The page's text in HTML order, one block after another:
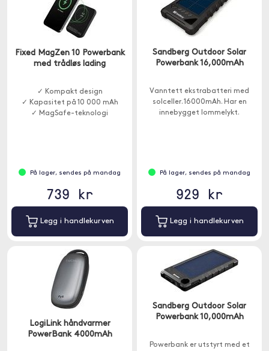
Fixed MagZen 10 Powerbank
med trådløs lading
✓ Kompakt design
✓ Kapasitet på 10 000 mAh
✓ MagSafe-teknologi
På lager, sendes på mandag
739 kr
Legg i handlekurven
Sandberg Outdoor Solar
Powerbank 16,000mAh
Vanntett ekstrabatteri med
solceller. 16000mAh. Har en
innebygget lommelykt.
På lager, sendes på mandag
929 kr
Legg i handlekurven
LogiLink håndvarmer
PowerBank 4000mAh
Sandberg Outdoor Solar
Powerbank 10,000mAh
Powerbank er utstyrt med et